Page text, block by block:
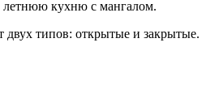
кухню с мангалом.
типов: открытые и закрытые.